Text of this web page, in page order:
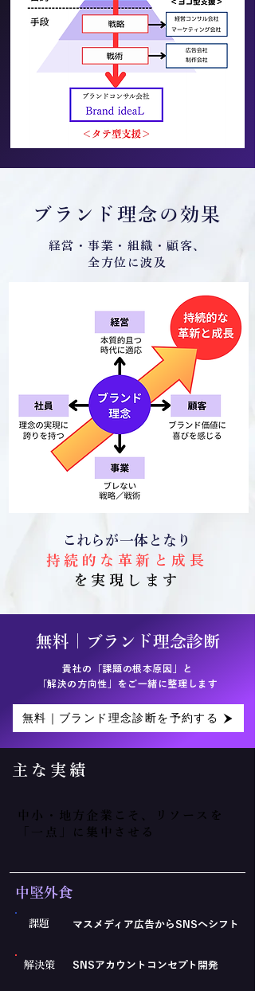
ブランド理念の効果
経営・事業・組織・顧客、
全方位に波及
これらが一体となり
持続的な革新と成長
を実現します
​無料｜ブランド理念診断
貴社の「課題の根本原因」と
「解決の方向性」をご一緒に整理します
無料｜ブランド理念診断を予約する
​主な実績
中小・地方企業こそ、リソースを
「一点」に集中させる
​中堅外食
課題 マスメディア広告からSNSへシフト
解決策 SNSアカウントコンセプト開発